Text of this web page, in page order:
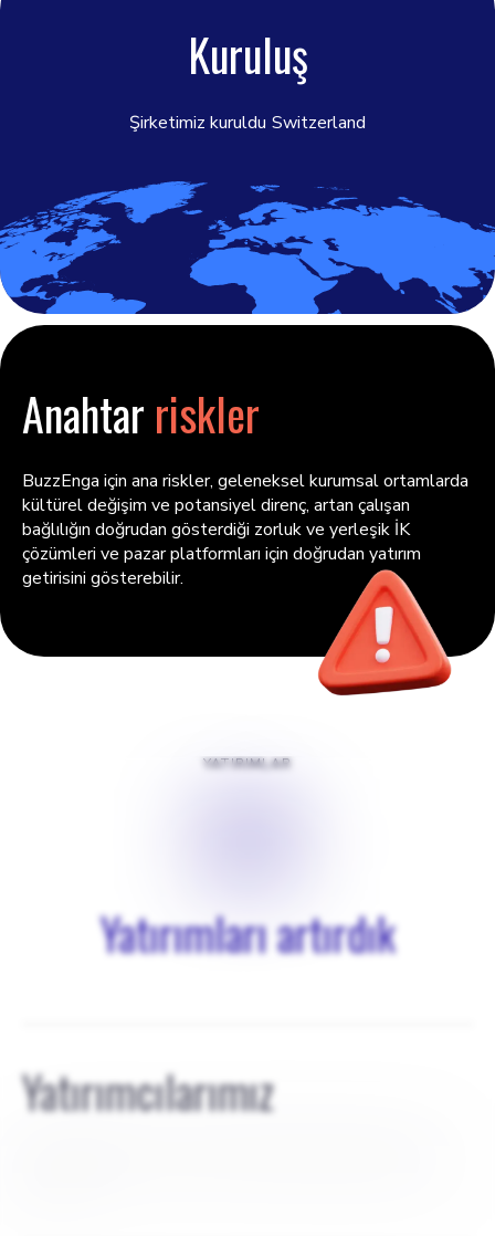
Kuruluş
Şirketimiz kuruldu Switzerland
Anahtar riskler
BuzzEnga için ana riskler, geleneksel kurumsal ortamlarda
kültürel değişim ve potansiyel direnç, artan çalışan
bağlılığın doğrudan gösterdiği zorluk ve yerleşik İK
çözümleri ve pazar platformları için doğrudan yatırım
getirisini gösterebilir.
YATIRIMLAR
Yatırımları artırdık
Yatırımcılarımız